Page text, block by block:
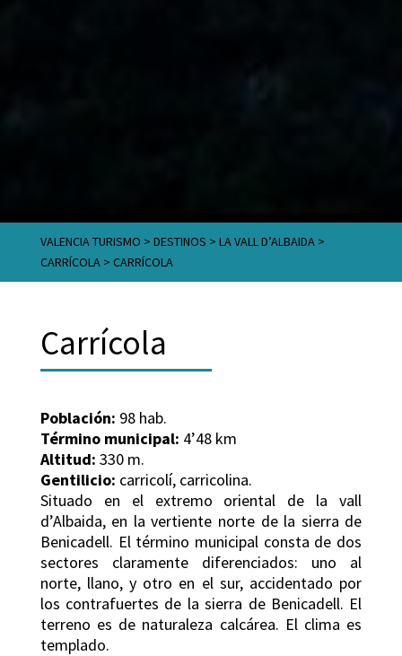
VALENCIA TURISMO > DESTINOS > LA VALL D’ALBAIDA>
CARRÍCOLA> CARRÍCOLA
Carrícola
Población: 98 hab.
Término municipal: 4’48 km
Altitud: 330 m.
Gentilicio: carricolí, carricolina.
Situado en el extremo oriental de la vall
d’Albaida, en la vertiente norte de la sierra de
Benicadell. El término municipal consta de dos
sectores claramente diferenciados: uno al
norte, llano, y otro en el sur, accidentado por
los contrafuertes de la sierra de Benicadell. El
terreno es de naturaleza calcárea. El clima es
templado.